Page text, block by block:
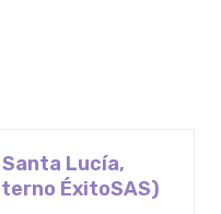
Lucía,
ÉxitoSAS)